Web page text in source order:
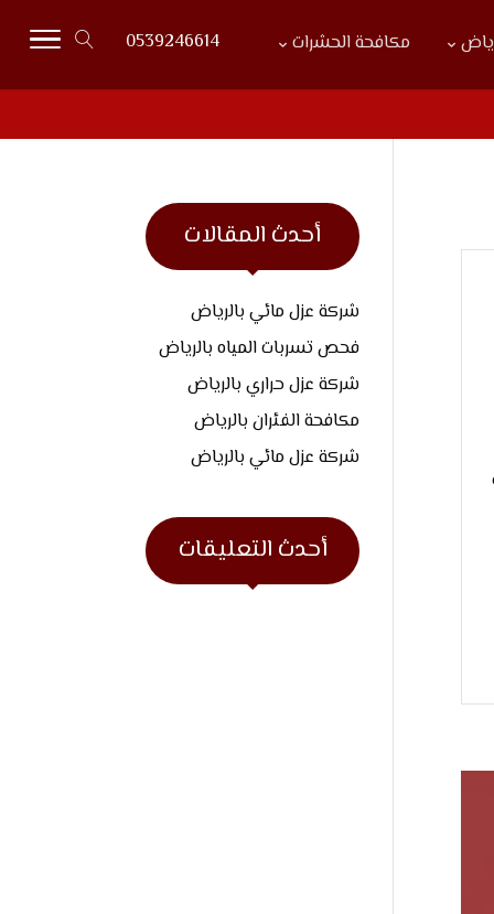
مكافحة الحشرات 0539246614
أحدث المقالات
شركة عزل مائي بالرياض
فحص تسربات المياه بالرياض
شركة عزل حراري بالرياض
مكافحة الفئران بالرياض
شركة عزل مائي بالرياض
أحدث التعليقات